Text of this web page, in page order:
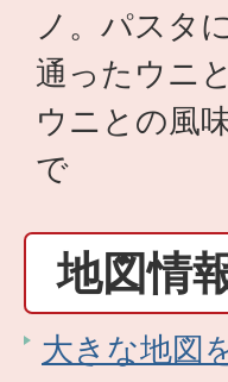
ノ。パスタ
通ったウニ
ウニとの風
で
地図情
大きな地図